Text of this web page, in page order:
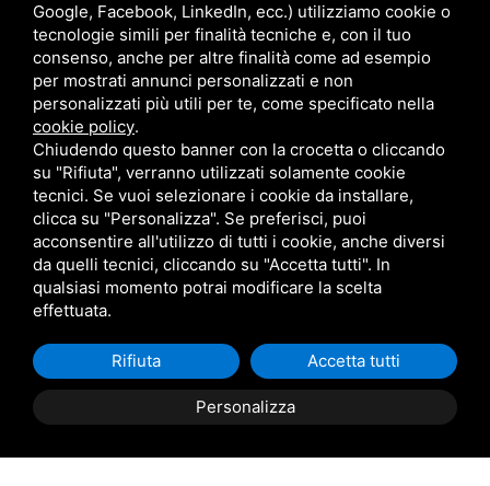
Prenotaora
CONTATTI
+39 334 7035765
+39 329 8607630
info@marinocacciatori.it
304 45018 - Porto Tolle
(RO)
PAGINE
Google, Facebook, LinkedIn, ecc.) utilizziamo cookie o
tecnologie simili per finalità tecniche e, con il tuo
consenso, anche per altre finalità come ad esempio
per mostrati annunci personalizzati e non
personalizzati più utili per te, come specificato nella
cookie policy.
Chiudendo questo banner con la crocetta o cliccando
su "Rifiuta", verranno utilizzati solamente cookie
tecnici. Se vuoi selezionare i cookie da installare,
clicca su "Personalizza". Se preferisci, puoi
acconsentire all'utilizzo di tutti i cookie, anche diversi
da quelli tecnici, cliccando su "Accetta tutti". In
qualsiasi momento potrai modificare la scelta
effettuata.
Personalizza
Rifiuta Accetta tutti